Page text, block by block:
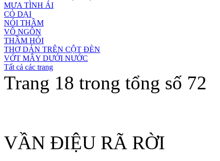
MƯA TÌNH ÁI
CỎ DẠI
NÓI THẦM
VÔ NGÔN
THẦM HỎI
THƠ DÁN TRÊN CỘT ĐÈN
VỚT MÂY DƯỚI NƯỚC
Tất cả các trang
Trang 18 trong tổng số 72
VẦN ĐIỆU RÃ RỜI